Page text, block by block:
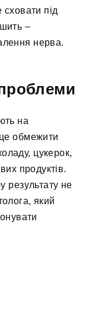
під
–
нерва.
на
обмежити
цукерок,
продуктів.
результату не
який